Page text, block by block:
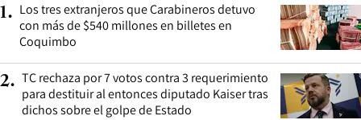
1. Los tres extranjeros que Carabineros detuvo
con más de $540 millones en billetes en
Coquimbo
2. TC rechaza por 7 votos contra 3 requerimiento
para destituir al entonces diputado Kaiser tras
dichos sobre el golpe de Estado